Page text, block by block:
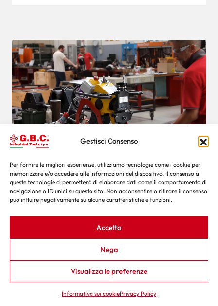
Gestisci Consenso
Per fornire le migliori esperienze, utilizziamo tecnologie come i cookie per
memorizzare e/o accedere alle informazioni del dispositivo. Il consenso a
queste tecnologie ci permetterà di elaborare dati come il comportamento di
navigazione o ID unici su questo sito. Non acconsentire o ritirare il consenso
può influire negativamente su alcune caratteristiche e funzioni.
Accetta
Nega
Visualizza le preferenze
Informativa sui cookiePrivacy Policy
Macchine per lo smusso delle lamiere:
guida completa
bordi delle lamiere prima della saldatura attraverso
fresatura a freddo, eliminando difetti come...